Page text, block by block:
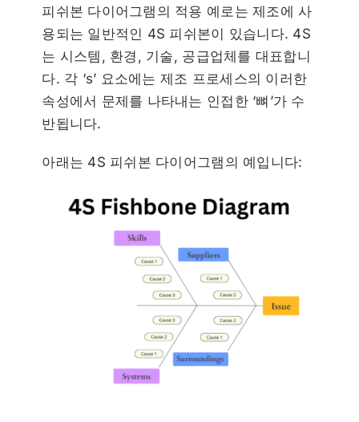
피쉬본 다이어그램의 적용 예로는 제조에 사
용되는 일반적인 4S 피쉬본이 있습니다. 4S
는 시스템, 환경, 기술, 공급업체를 대표합니
다. 각 ‘s’ 요소에는 제조 프로세스의 이러한
속성에서 문제를 나타내는 인접한 ‘뼈’가 수
반됩니다.
아래는 4S 피쉬본 다이어그램의 예입니다: